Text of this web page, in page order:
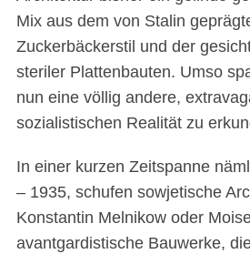
Mix aus dem von Stalin
Zuckerbäckerstil und der
steriler Plattenbauten. Umso
nun eine völlig andere,
sozialistischen Realität zu
In einer kurzen Zeitspanne
– 1935, schufen sowjetische
Konstantin Melnikow oder
avantgardistische Bauwerke,